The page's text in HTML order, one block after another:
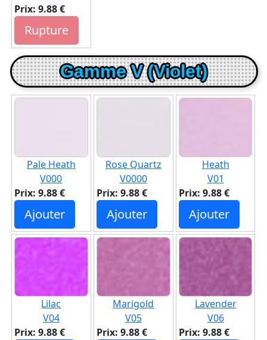
Prix: 9.88 €
Rupture
Gamme V (Violet)
Pale Heath
V000
Prix: 9.88 €
Ajouter
Rose Quartz
V0000
Prix: 9.88 €
Ajouter
Heath
V01
Prix: 9.88 €
Ajouter
Lilac
V04
Prix: 9.88 €
Marigold
V05
Prix: 9.88 €
Lavender
V06
Prix: 9.88 €